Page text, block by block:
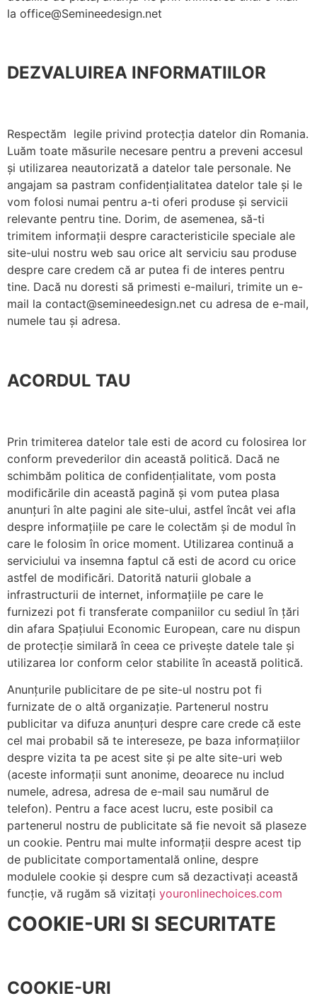
la office@Semineedesign.net
DEZVALUIREA INFORMATIILOR
Respectăm legile privind protecția datelor din Romania.
Luăm toate măsurile necesare pentru a preveni accesul
și utilizarea neautorizată a datelor tale personale. Ne
angajam sa pastram confidențialitatea datelor tale și le
vom folosi numai pentru a-ti oferi produse și servicii
relevante pentru tine. Dorim, de asemenea, să-ti
trimitem informații despre caracteristicile speciale ale
site-ului nostru web sau orice alt serviciu sau produse
despre care credem că ar putea fi de interes pentru
tine. Dacă nu doresti să primesti e-mailuri, trimite un e-
mail la contact@semineedesign.net cu adresa de e-mail,
numele tau și adresa.
ACORDUL TAU
Prin trimiterea datelor tale esti de acord cu folosirea lor
conform prevederilor din această politică. Dacă ne
schimbăm politica de confidențialitate, vom posta
modificările din această pagină și vom putea plasa
anunțuri în alte pagini ale site-ului, astfel încât vei afla
despre informațiile pe care le colectăm și de modul în
care le folosim în orice moment. Utilizarea continuă a
serviciului va insemna faptul că esti de acord cu orice
astfel de modificări. Datorită naturii globale a
infrastructurii de internet, informațiile pe care le
furnizezi pot fi transferate companiilor cu sediul în țări
din afara Spațiului Economic European, care nu dispun
de protecție similară în ceea ce privește datele tale și
utilizarea lor conform celor stabilite în această politică.
Anunțurile publicitare de pe site-ul nostru pot fi
furnizate de o altă organizație. Partenerul nostru
publicitar va difuza anunțuri despre care crede că este
cel mai probabil să te intereseze, pe baza informațiilor
despre vizita ta pe acest site și pe alte site-uri web
(aceste informații sunt anonime, deoarece nu includ
numele, adresa, adresa de e-mail sau numărul de
telefon). Pentru a face acest lucru, este posibil ca
partenerul nostru de publicitate să fie nevoit să plaseze
un cookie. Pentru mai multe informații despre acest tip
de publicitate comportamentală online, despre
modulele cookie și despre cum să dezactivați această
funcție, vă rugăm să vizitați youronlinechoices.com
COOKIE-URI SI SECURITATE
COOKIE-URI